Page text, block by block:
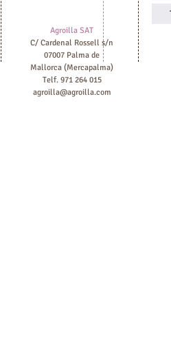
Agroilla SAT
C/ Cardenal Rossell s/n
07007 Palma de
Mallorca (Mercapalma)
Telf. 971 264 015
agroilla@agroilla.com